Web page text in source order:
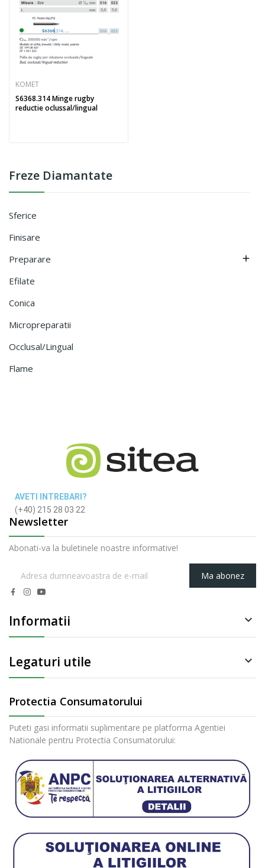
Freze Diamantate
Sferice
Finisare
Preparare

Efilate
Conica
Micropreparatii
Occlusal/lingual
Flame
KOMET
S6368.314 Minge rugby
reductie oclussal/lingual
AVETI INTREBARI?
(+40) 215 28 03 22
Newsletter
Abonati-va la buletinele noastre informative!
Ma abonez
Informatii 
Legaturi utile 
Protectia Consumatorului
Puteti gasi informatii suplimentare pe platforma Agentiei
Nationale pentru Protectia Consumatorului: